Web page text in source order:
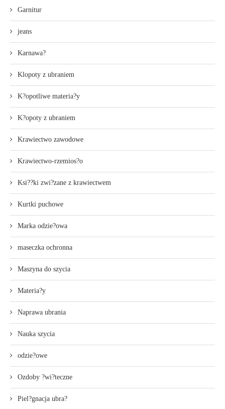
Garnitur
jeans
Karnawa?
Klopoty z ubraniem
K?opotliwe materia?y
K?opoty z ubraniem
Krawiectwo zawodowe
Krawiectwo-rzemios?o
Ksi??ki zwi?zane z krawiectwem
Kurtki puchowe
Marka odzie?owa
maseczka ochronna
Maszyna do szycia
Materia?y
Naprawa ubrania
Nauka szycia
odzie?owe
Ozdoby ?wi?teczne
Piel?gnacja ubra?